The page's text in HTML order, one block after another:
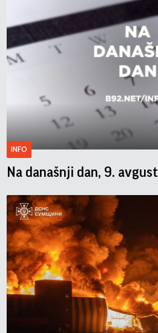
INFO
Na današnji dan, 9. avgust